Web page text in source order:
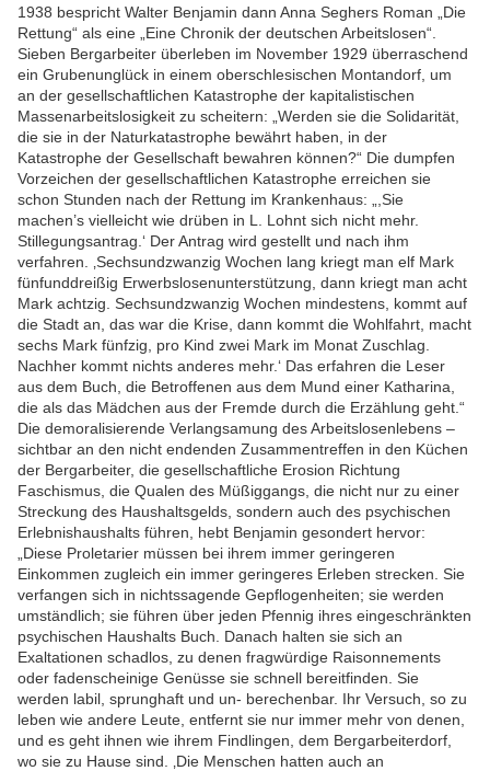
1938 bespricht Walter Benjamin dann Anna Seghers Roman „Die
Rettung“ als eine „Eine Chronik der deutschen Arbeitslosen“.
Sieben Bergarbeiter überleben im November 1929 überraschend
ein Grubenunglück in einem oberschlesischen Montandorf, um
an der gesellschaftlichen Katastrophe der kapitalistischen
Massenarbeitslosigkeit zu scheitern: „Werden sie die Solidarität,
die sie in der Naturkatastrophe bewährt haben, in der
Katastrophe der Gesellschaft bewahren können?“ Die dumpfen
Vorzeichen der gesellschaftlichen Katastrophe erreichen sie
schon Stunden nach der Rettung im Krankenhaus: „,Sie
machen’s vielleicht wie drüben in L. Lohnt sich nicht mehr.
Stillegungsantrag.‘ Der Antrag wird gestellt und nach ihm
verfahren. ‚Sechsundzwanzig Wochen lang kriegt man elf Mark
fünfunddreißig Erwerbslosenunterstützung, dann kriegt man acht
Mark achtzig. Sechsundzwanzig Wochen mindestens, kommt auf
die Stadt an, das war die Krise, dann kommt die Wohlfahrt, macht
sechs Mark fünfzig, pro Kind zwei Mark im Monat Zuschlag.
Nachher kommt nichts anderes mehr.‘ Das erfahren die Leser
aus dem Buch, die Betroffenen aus dem Mund einer Katharina,
die als das Mädchen aus der Fremde durch die Erzählung geht.“
Die demoralisierende Verlangsamung des Arbeitslosenlebens –
sichtbar an den nicht endenden Zusammentreffen in den Küchen
der Bergarbeiter, die gesellschaftliche Erosion Richtung
Faschismus, die Qualen des Müßiggangs, die nicht nur zu einer
Streckung des Haushaltsgelds, sondern auch des psychischen
Erlebnishaushalts führen, hebt Benjamin gesondert hervor:
„Diese Proletarier müssen bei ihrem immer geringeren
Einkommen zugleich ein immer geringeres Erleben strecken. Sie
verfangen sich in nichtssagende Gepflogenheiten; sie werden
umständlich; sie führen über jeden Pfennig ihres eingeschränkten
psychischen Haushalts Buch. Danach halten sie sich an
Exaltationen schadlos, zu denen fragwürdige Raisonnements
oder fadenscheinige Genüsse sie schnell bereitfinden. Sie
werden labil, sprunghaft und un- berechenbar. Ihr Versuch, so zu
leben wie andere Leute, entfernt sie nur immer mehr von denen,
und es geht ihnen wie ihrem Findlingen, dem Bergarbeiterdorf,
wo sie zu Hause sind. ‚Die Menschen hatten auch an